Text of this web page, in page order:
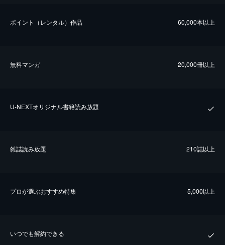
ポイント（レンタル）作品 60,000本以上
無料マンガ 20,000冊以上
U-NEXTオリジナル書籍読み放題
雑誌読み放題 210誌以上
プロが選ぶおすすめ特集 5,000以上
いつでも解約できる